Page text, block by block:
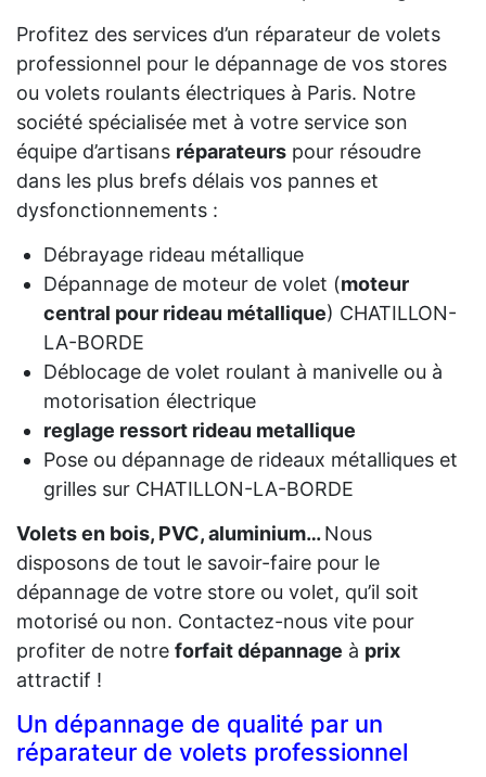
Profitez des services d’un réparateur de volets
professionnel pour le dépannage de vos stores
ou volets roulants électriques à Paris. Notre
société spécialisée met à votre service son
équipe d’artisans réparateurs pour résoudre
dans les plus brefs délais vos pannes et
dysfonctionnements :
Débrayage rideau métallique
Dépannage de moteur de volet (moteur
central pour rideau métallique) CHATILLON-
LA-BORDE
Déblocage de volet roulant à manivelle ou à
motorisation électrique
reglage ressort rideau metallique
Pose ou dépannage de rideaux métalliques et
grilles sur CHATILLON-LA-BORDE
Volets en bois, PVC, aluminium…Nous
disposons de tout le savoir-faire pour le
dépannage de votre store ou volet, qu’il soit
motorisé ou non. Contactez-nous vite pour
profiter de notre forfait dépannage à prix
attractif !
Un dépannage de qualité par un
réparateur de volets professionnel